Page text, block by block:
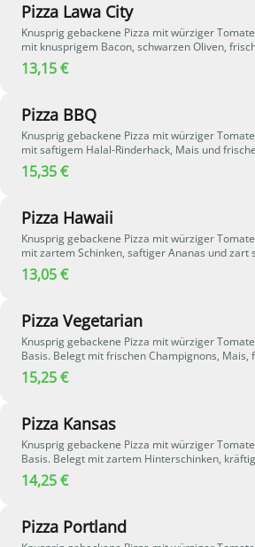
Pizza Lawa City
Knusprig gebackene Pizza mit würziger
mit knusprigem Bacon, schwarzen Oliven,
milden Peperoni. Geschmolzener Käse rundet
aromatische Kombination perfekt ab.
13,15 €
Pizza BBQ
Knusprig gebackene Pizza mit würziger
mit saftigem Halal-Rinderhack, Mais und
Aromatische Barbecuesauce und
Pizza eine rauchig-würzige und herzhafte Note.
15,35 €
Pizza Hawaii
Knusprig gebackene Pizza mit würziger
mit zartem Schinken, saftiger Ananas und zart
zusammen für eine harmonische Kombination
fruchtig-süßen Aromen sorgen.
13,05 €
Pizza Vegetarian
Knusprig gebackene Pizza mit würziger
Basis. Belegt mit frischen Champignons, Mais,
Paprika und Broccoli. Zart schmelzender Käse
frischen Zutaten zu einer aromatischen und
15,25 €
Pizza Kansas
Knusprig gebackene Pizza mit würziger
Basis. Belegt mit zartem Hinterschinken,
und frischen Champignons. Geschmolzener
die herzhafte Kombination perfekt ab und sorgt
14,25 €
Pizza Portland